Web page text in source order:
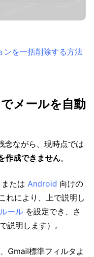
ンを一括削除する方法
メールを自動
念ながら、現時点では
作成できません。
または Android 向けの
れにより、上で説明し
ール を設定でき、さ
説明します）。
Gmail標準フィルタよ